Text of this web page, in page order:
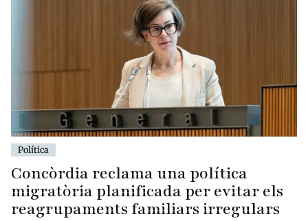
Política
Concòrdia reclama una política
migratòria planificada per evitar els
reagrupaments familiars irregulars